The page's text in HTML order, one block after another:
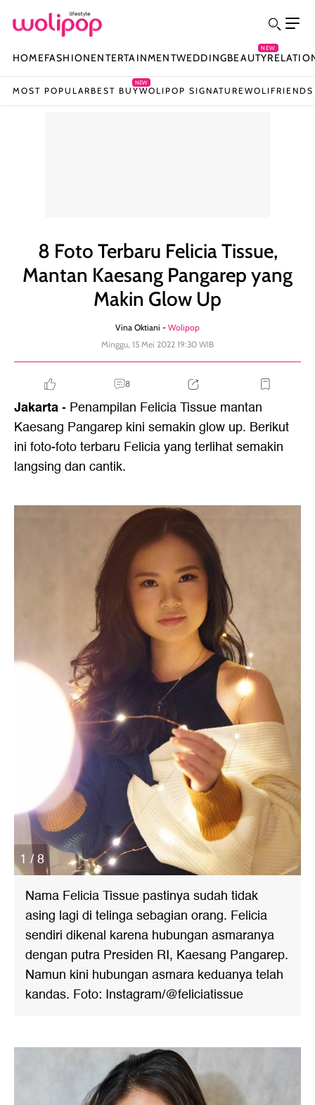
HOMEFASHIONENTERTAINMENTWEDDINGBEAUTY
NEW
MOST POPULAR BEST BUY
NEW
WOLIPOP SIGNATUREWOLIFRIENDS
8 Foto Terbaru Felicia Tissue,
Mantan Kaesang Pangarep yang
Makin Glow Up
Vina Oktiani - Wolipop
Minggu, 15 Mei 2022 19:30 WIB
8
Jakarta- Penampilan Felicia Tissue mantan
Kaesang Pangarep kini semakin glow up. Berikut
ini foto-foto terbaru Felicia yang terlihat semakin
langsing dan cantik.
1 / 8
Nama Felicia Tissue pastinya sudah tidak
asing lagi di telinga sebagian orang. Felicia
sendiri dikenal karena hubungan asmaranya
dengan putra Presiden RI, Kaesang Pangarep.
Namun kini hubungan asmara keduanya telah
kandas. Foto: Instagram/@feliciatissue